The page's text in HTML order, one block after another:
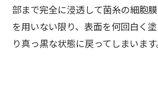
部まで完全に浸透して菌糸の細胞
を用いない限り、表面を何回白く
り真っ黒な状態に戻ってしまいます